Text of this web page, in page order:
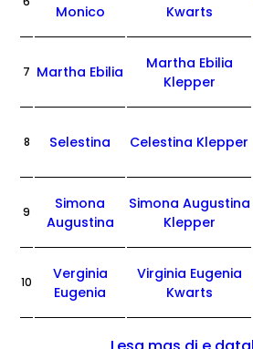
Monico
Kwarts
7 Martha Ebilia
Martha Ebilia
Klepper
8 Selestina Celestina Klepper
9
Simona
Augustina
Simona Augustina
Klepper
10
Verginia
Eugenia
Virginia Eugenia
Kwarts